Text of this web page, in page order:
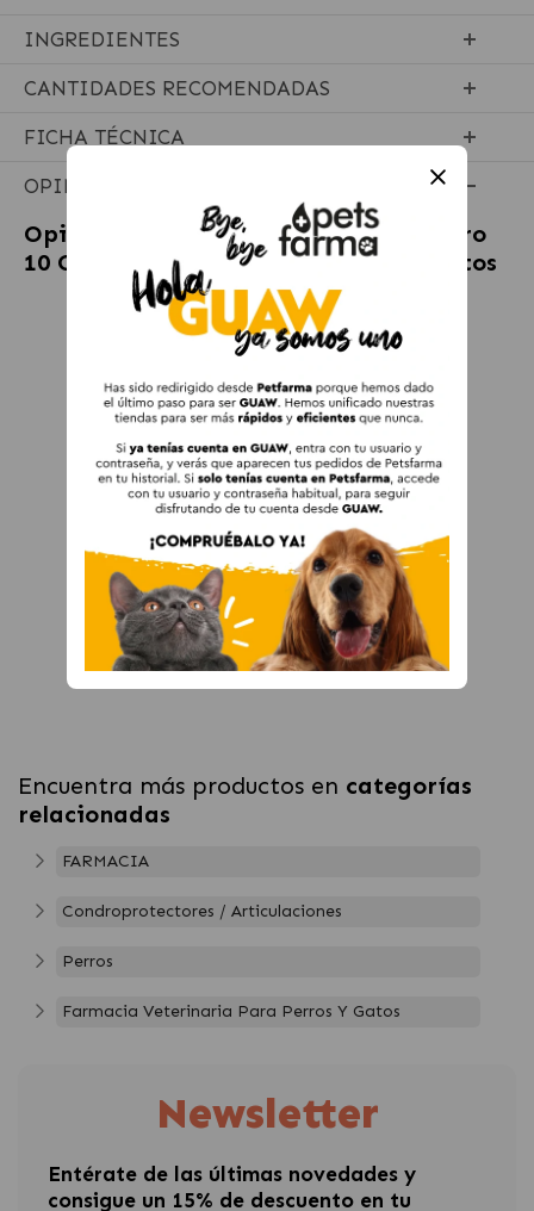
INGREDIENTES
CANTIDADES RECOMENDADAS
FICHA TÉCNICA
OPINIONES
Opiniones sobreHifarmax Omnicondro
10 Condroprotector para Perros y Gatos
Encuentra más productos en categorías
relacionadas
FARMACIA
Condroprotectores / Articulaciones
Perros
Farmacia Veterinaria Para Perros Y Gatos
Newsletter
Entérate de las últimas novedades y
consigue un 15% de descuento en tu